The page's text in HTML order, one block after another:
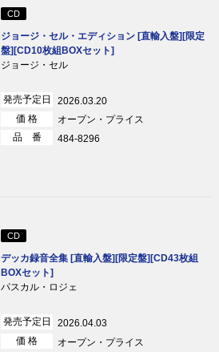
CD
ジョージ・セル・エディション [直輸入盤][限定
盤][CD10枚組BOXセット]
ジョージ・セル
発売予定日
2026.03.20
価 格
オープン・プライス
品 番
484-8296
CD
デッカ録音全集 [直輸入盤][限定盤][CD43枚組
BOXセット]
パスカル・ロジェ
発売予定日
2026.04.03
価 格
オープン・プライス